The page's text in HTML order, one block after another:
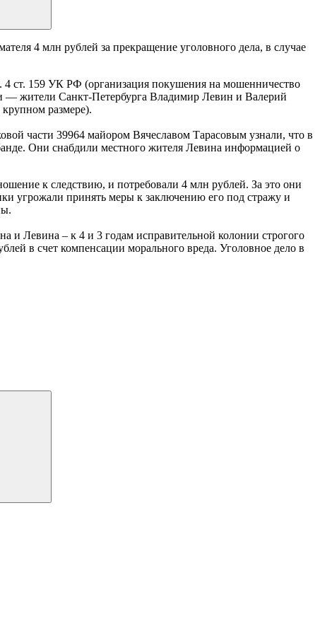
4 млн рублей за прекращение уголовного дела, в случае
4 ст. 159 УК РФ (организация покушения на мошенничество
— жители Санкт-Петербурга Владимир Левин и Валерий
размере).
части 39964 майором Вячеславом Тарасовым узнали, что в
Они снабдили местного жителя Левина информацией о
к следствию, и потребовали 4 млн рублей. За это они
угрожали принять меры к заключению его под стражу и
и Левина – к 4 и 3 годам исправительной колонии строгого
в счет компенсации морального вреда. Уголовное дело в